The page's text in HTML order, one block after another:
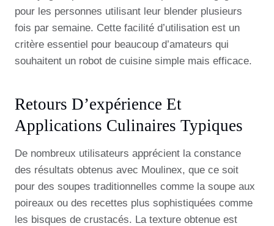
pour les personnes utilisant leur blender plusieurs
fois par semaine. Cette facilité d’utilisation est un
critère essentiel pour beaucoup d’amateurs qui
souhaitent un robot de cuisine simple mais efficace.
Retours D’expérience Et
Applications Culinaires Typiques
De nombreux utilisateurs apprécient la constance
des résultats obtenus avec Moulinex, que ce soit
pour des soupes traditionnelles comme la soupe aux
poireaux ou des recettes plus sophistiquées comme
les bisques de crustacés. La texture obtenue est